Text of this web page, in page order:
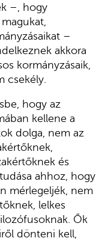
–, hogy
–
akkora
kormányzásaik,
csekély.
hogy az
kellene a
dolga, nem az
és
ahhoz, hogy
mérlegeljék, nem
lelkes
Ők
dönteni kell,